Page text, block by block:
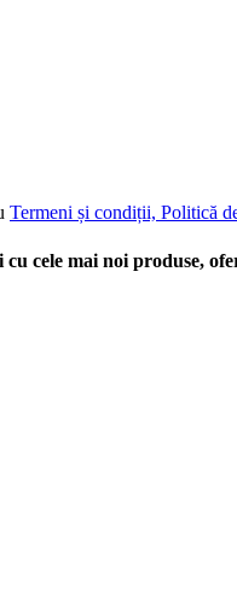
Termeni și condiții, Politică
cele mai noi produse,